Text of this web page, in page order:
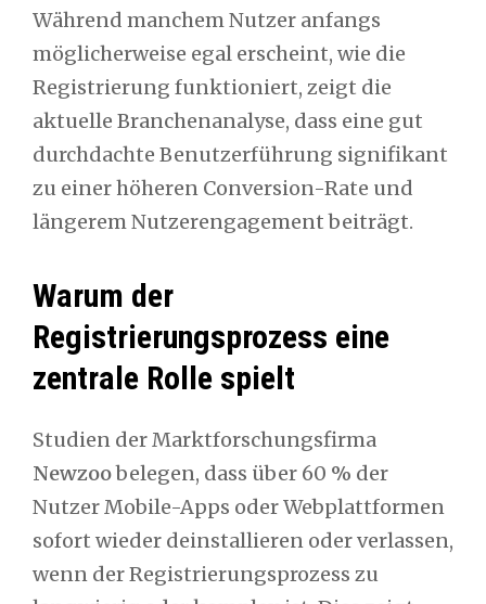
Während manchem Nutzer anfangs
möglicherweise egal erscheint, wie die
Registrierung funktioniert, zeigt die
aktuelle Branchenanalyse, dass eine gut
durchdachte Benutzerführung signifikant
zu einer höheren Conversion-Rate und
längerem Nutzerengagement beiträgt.
Warum der
Registrierungsprozess eine
zentrale Rolle spielt
Studien der Marktforschungsfirma
Newzoobelegen, dass über 60 % der
Nutzer Mobile-Apps oder Webplattformen
sofort wieder deinstallieren oder verlassen,
wenn der Registrierungsprozess zu